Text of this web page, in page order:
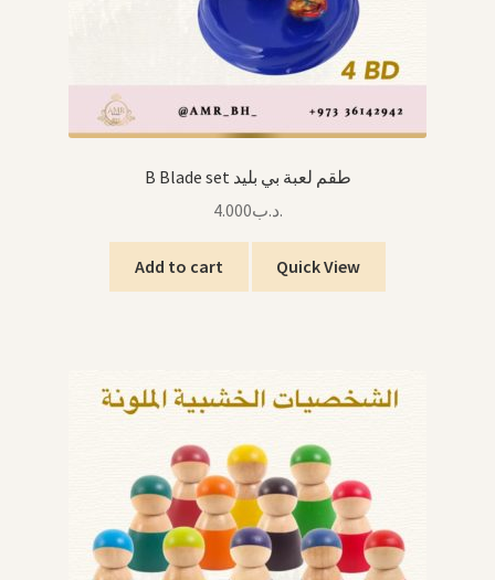
B Blade set طقم لعبة بي بليد
.د.ب4.000
Add to cart Quick View